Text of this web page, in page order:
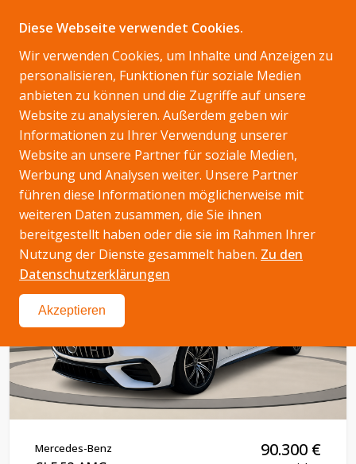
Wir haben32 Fahrzeugefür Sie
Mercedes-Benz 90.300 €
Diese Webseite verwendet Cookies.
Wir verwenden Cookies, um Inhalte und Anzeigen zu
personalisieren, Funktionen für soziale Medien
anbieten zu können und die Zugriffe auf unsere
Website zu analysieren. Außerdem geben wir
Informationen zu Ihrer Verwendung unserer
Website an unsere Partner für soziale Medien,
Werbung und Analysen weiter. Unsere Partner
führen diese Informationen möglicherweise mit
weiteren Daten zusammen, die Sie ihnen
bereitgestellt haben oder die sie im Rahmen Ihrer
Nutzung der Dienste gesammelt haben. Zu den
Datenschutzerklärungen
Akzeptieren